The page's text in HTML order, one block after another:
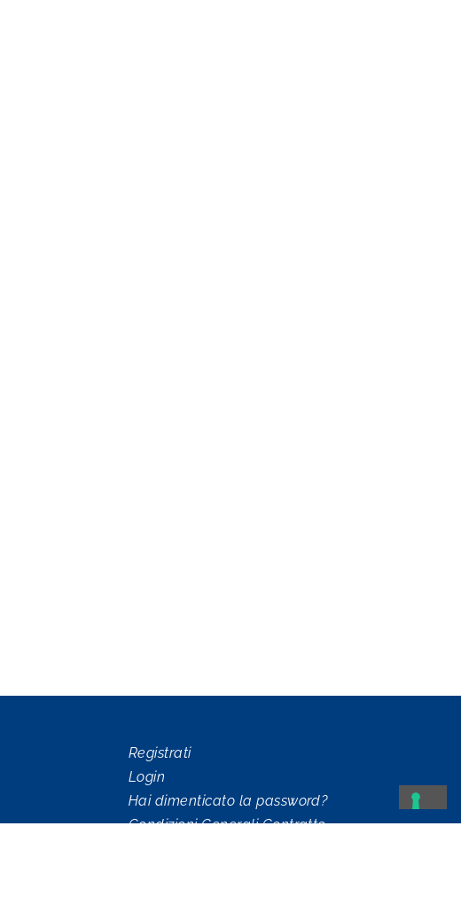
Registrati
Login
Hai dimenticato la password?
Condizioni Generali Contratto